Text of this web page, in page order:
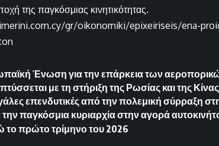
της παγκόσμιας κινητικότητας.
gr/oikonomiki/epixeiriseis/ena-
Ένωση για την επάρκεια των
με τη στήριξη της Ρωσίας και της
επενδυτικές από την πολεμική σύρραξη
την παγκόσμια κυριαρχία στην αγορά
το πρώτο τρίμηνο του 2026